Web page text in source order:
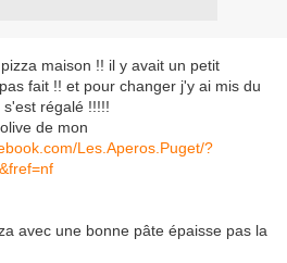
maison !! il y avait un petit
fait !! et pour changer j'y ai mis du
régalé !!!!!
de mon
Les.Aperos.Puget/?
avec une bonne pâte épaisse pas la